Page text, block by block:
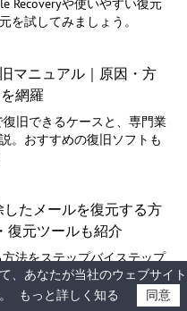
Recoveryや使いやすい復元
を試してみましょう。
マニュアル｜原因・方
網羅
旧できるケースと、専門業
。おすすめの復旧ソフトも
したメールを復元する方
復元ツールも紹介
法をステップバイステップ
復元ツールを使った復元方
戻す方法をご紹介します。
、あなたが当社のウェブサイト
もっと詳しく知る 同意